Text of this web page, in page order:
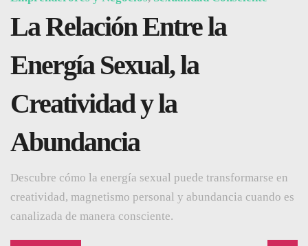
La Relación Entre la
Energía Sexual, la
Creatividad y la
Abundancia
Descubre cómo la energía sexual puede transformarse en
creatividad, magnetismo personal y abundancia cuando es
canalizada de manera consciente.